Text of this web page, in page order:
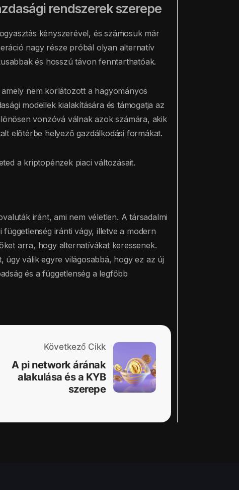
rendszerek szerepe
kényszerével, és számosuk már
nagy része próbál olyan alternatív
és hosszú távon fenntarthatóak.
nem korlátozott a hagyományos
modellek kialakítására és támogatja az
vonzóvá válnak azok számára, akik
előtérbe helyező gazdálkodási formákat.
a kriptopénzek piaci változásait.
iránt, ami nem véletlen. A társadalmi
iránti vágy, illetve a modern
arra, hogy alternatívákat keressenek.
válik egyre világosabbá, hogy ez az új
és a függetlenség a legfőbb
Következő Cikk
A pi network árának
alakulása és a KYB
szerepe